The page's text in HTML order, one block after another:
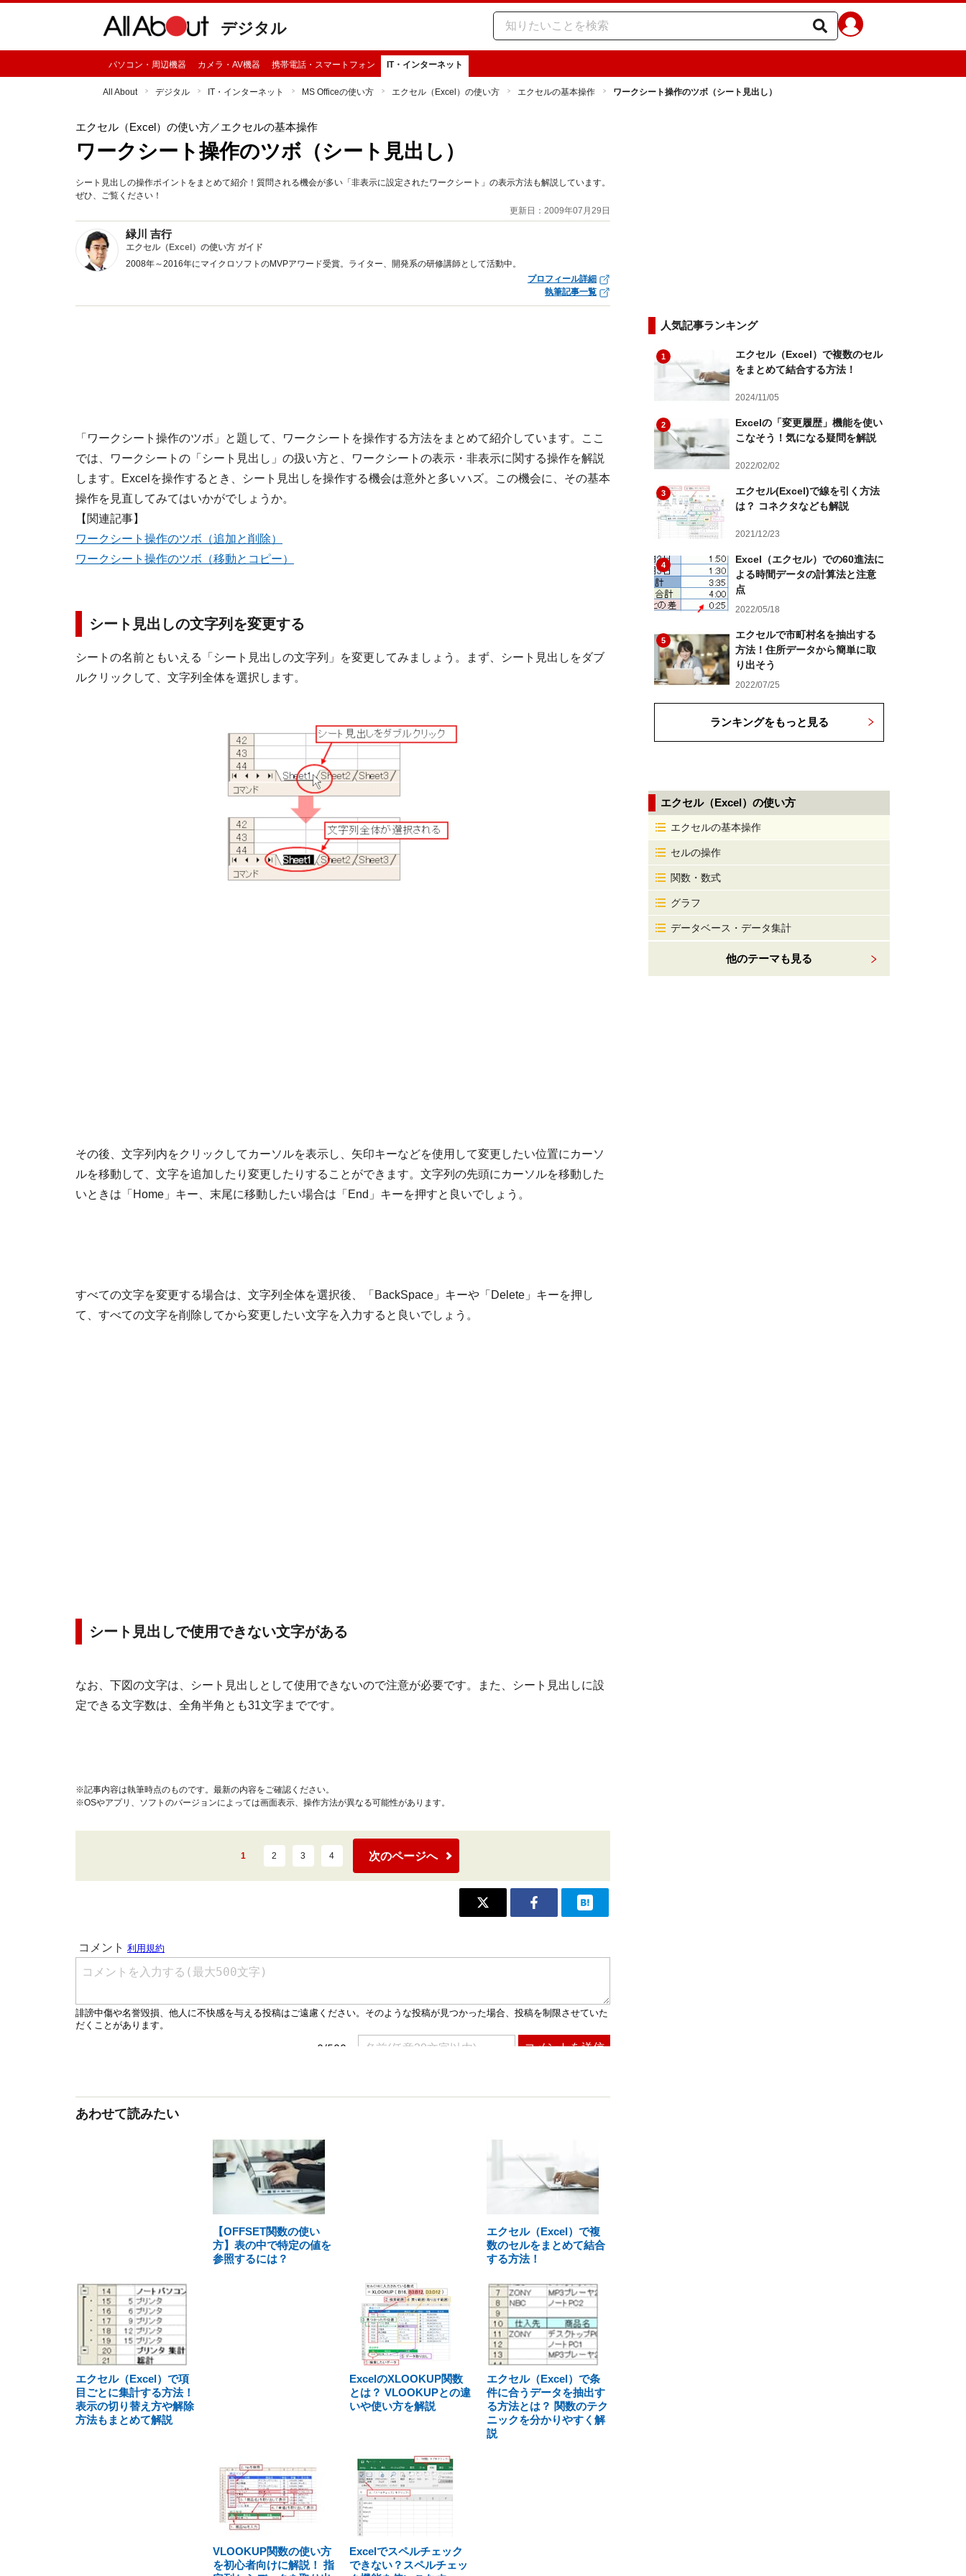
デジタル
パソコン・周辺機器 カメラ・AV機器 携帯電話・スマートフォン IT・インターネット
All About デジタル IT・インターネット MS Officeの使い方 エクセル（Excel）の使い方 エクセルの基本操作 ワークシート操作のツボ（シート見出し）
エクセル（Excel）の使い方／エクセルの基本操作
ワークシート操作のツボ（シート見出し）
シート見出しの操作ポイントをまとめて紹介！質問される機会が多い「非表示に設定されたワークシート」の表示方法も解説しています。
ぜひ、ご覧ください！
更新日：2009年07月29日
緑川 吉行
エクセル（Excel）の使い方 ガイド
2008年～2016年にマイクロソフトのMVPアワード受賞。ライター、開発系の研修講師として活動中。
プロフィール詳細
執筆記事一覧
「ワークシート操作のツボ」と題して、ワークシートを操作する方法をまとめて紹介しています。ここ
では、ワークシートの「シート見出し」の扱い方と、ワークシートの表示・非表示に関する操作を解説
します。Excelを操作するとき、シート見出しを操作する機会は意外と多いハズ。この機会に、その基本
操作を見直してみてはいかがでしょうか。
【関連記事】
ワークシート操作のツボ（追加と削除）
ワークシート操作のツボ（移動とコピー）
シート見出しの文字列を変更する
シートの名前ともいえる「シート見出しの文字列」を変更してみましょう。まず、シート見出しをダブ
ルクリックして、文字列全体を選択します。
その後、文字列内をクリックしてカーソルを表示し、矢印キーなどを使用して変更したい位置にカーソ
ルを移動して、文字を追加したり変更したりすることができます。文字列の先頭にカーソルを移動した
いときは「Home」キー、末尾に移動したい場合は「End」キーを押すと良いでしょう。
すべての文字を変更する場合は、文字列全体を選択後、「BackSpace」キーや「Delete」キーを押し
て、すべての文字を削除してから変更したい文字を入力すると良いでしょう。
シート見出しで使用できない文字がある
なお、下図の文字は、シート見出しとして使用できないので注意が必要です。また、シート見出しに設
定できる文字数は、全角半角とも31文字までです。
※記事内容は執筆時点のものです。最新の内容をご確認ください。
※OSやアプリ、ソフトのバージョンによっては画面表示、操作方法が異なる可能性があります。
1 2 3 4 次のページへ
あわせて読みたい
【OFFSET関数の使い
方】表の中で特定の値を
参照するには？
エクセル（Excel）で複
数のセルをまとめて結合
する方法！
エクセル（Excel）で項
目ごとに集計する方法！
表示の切り替え方や解除
方法もまとめて解説
ExcelのXLOOKUP関数
とは？ VLOOKUPとの違
いや使い方を解説
エクセル（Excel）で条
件に合うデータを抽出す
る方法とは？ 関数のテク
ニックを分かりやすく解
説
VLOOKUP関数の使い方
を初心者向けに解説！ 指
Excelでスペルチェック
できない？スペルチェッ
人気記事ランキング
1
エクセル（Excel）で複数のセル
をまとめて結合する方法！
2024/11/05
2
Excelの「変更履歴」機能を使い
こなそう！気になる疑問を解説
2022/02/02
3
エクセル(Excel)で線を引く方法
は？ コネクタなども解説
2021/12/23
4
Excel（エクセル）での60進法に
よる時間データの計算法と注意
点
2022/05/18
5
エクセルで市町村名を抽出する
方法！住所データから簡単に取
り出そう
2022/07/25
ランキングをもっと見る
エクセル（Excel）の使い方
エクセルの基本操作
セルの操作
関数・数式
グラフ
データベース・データ集計
他のテーマも見る